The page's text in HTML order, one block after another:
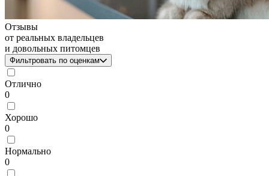
Отзывы
от реальных владельцев
и довольных питомцев
Фильтровать по оценкам
Отлично
0
Хорошо
0
Нормально
0